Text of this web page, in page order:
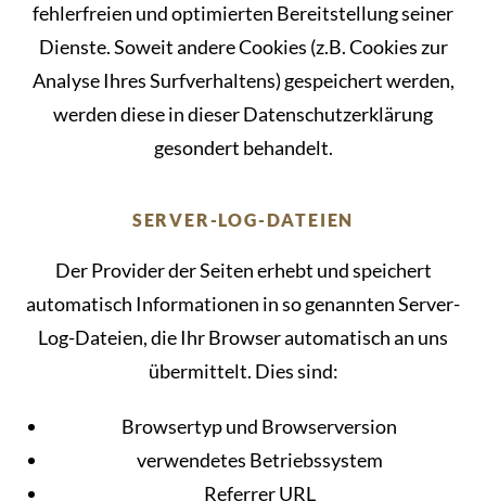
fehlerfreien und optimierten Bereitstellung seiner
Dienste. Soweit andere Cookies (z.B. Cookies zur
Analyse Ihres Surfverhaltens) gespeichert werden,
werden diese in dieser Datenschutzerklärung
gesondert behandelt.
SERVER-LOG-DATEIEN
Der Provider der Seiten erhebt und speichert
automatisch Informationen in so genannten Server-
Log-Dateien, die Ihr Browser automatisch an uns
übermittelt. Dies sind:
Browsertyp und Browserversion
verwendetes Betriebssystem
Referrer URL